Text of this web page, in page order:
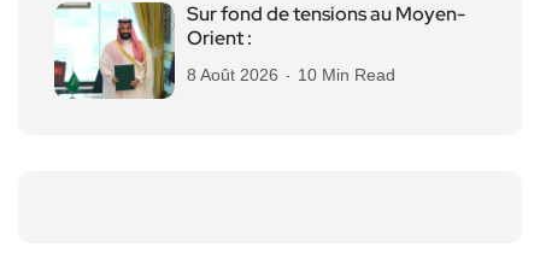
Sur fond de tensions au Moyen-
Orient :
8 Août 2026 10 Min Read